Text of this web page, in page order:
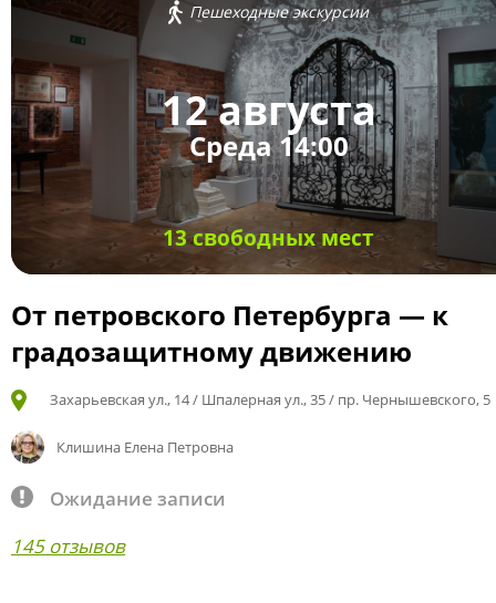
Пешеходные экскурсии
12 августа
Среда 14:00
13 свободных мест
От петровского Петербурга — к
градозащитному движению
Захарьевская ул., 14 / Шпалерная ул., 35 / пр. Чернышевского, 5
Клишина Елена Петровна
Ожидание записи
145 отзывов